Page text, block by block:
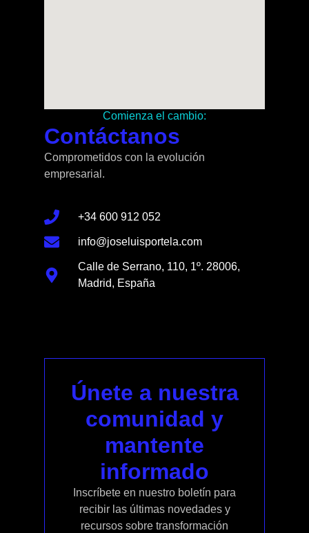
Comienza el cambio:
Contáctanos
Comprometidos con la evolución
empresarial.
+34 600 912 052
info@joseluisportela.com
Calle de Serrano, 110, 1º. 28006,
Madrid, España
Únete a nuestra
comunidad y
mantente
informado
Inscríbete en nuestro boletín para
recibir las últimas novedades y
recursos sobre transformación